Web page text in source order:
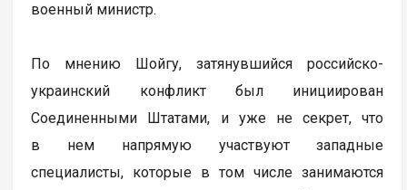
военный министр.
По мнению Шойгу, затянувшийся российско-
украинский конфликт был инициирован
Соединенными Штатами, и уже не секрет, что
в нем напрямую участвуют западные
специалисты, которые в том числе занимаются